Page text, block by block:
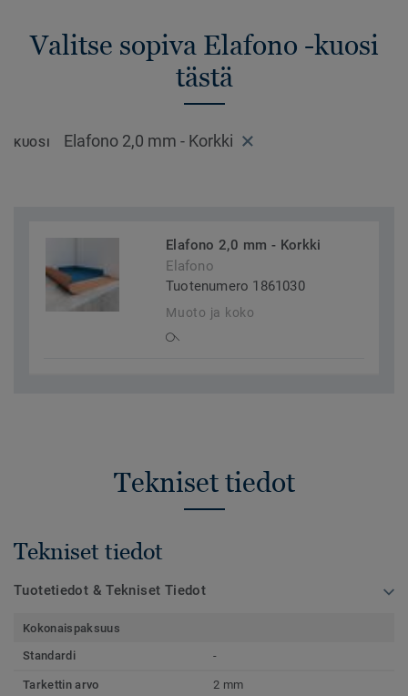
Valitse sopiva Elafono -kuosi
tästä
KUOSI Elafono 2,0 mm - Korkki
Elafono 2,0 mm - Korkki
Elafono
Tuotenumero 1861030
Muoto ja koko
Tekniset tiedot
Tekniset tiedot
Tuotetiedot & Tekniset Tiedot
Kokonaispaksuus
Standardi
-
Tarkettin arvo 2 mm